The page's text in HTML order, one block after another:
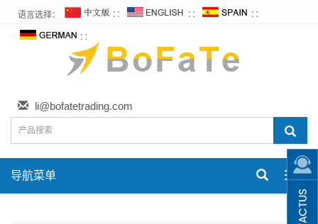
语言选择： ∷ ∷ ∷
∷
li@bofatetrading.com
导航菜单